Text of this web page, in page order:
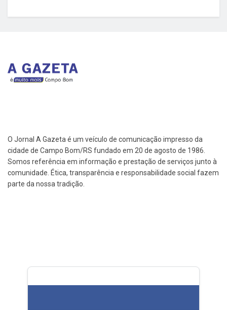
O Jornal A Gazeta é um veículo de comunicação impresso da
cidade de Campo Bom/RS fundado em 20 de agosto de 1986.
Somos referência em informação e prestação de serviços junto à
comunidade. Ética, transparência e responsabilidade social fazem
parte da nossa tradição.